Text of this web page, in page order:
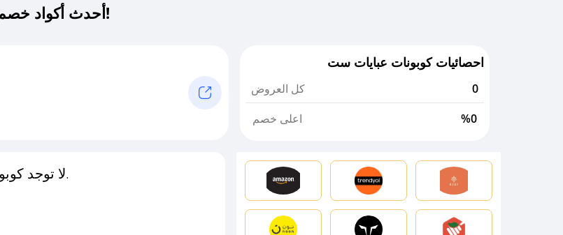
أحدث أكواد خصم عبايات ست كود خصم حصري لـ عبايات ست الآن!
احصائيات كوبونات عبايات ست
كل العروض
0
اعلى خصم
%0
لا توجد كوبونات متاحة لـهذا المتجر حاليًا.